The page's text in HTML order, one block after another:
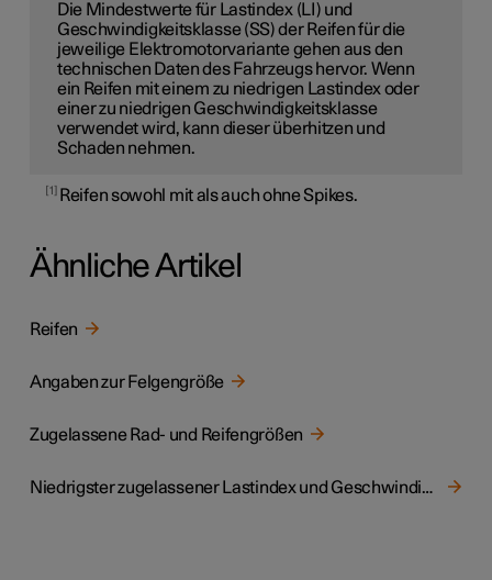
Die Mindestwerte für Lastindex (LI) und
Geschwindigkeitsklasse (SS) der Reifen für die
jeweilige Elektromotorvariante gehen aus den
technischen Daten des Fahrzeugs hervor. Wenn
ein Reifen mit einem zu niedrigen Lastindex oder
einer zu niedrigen Geschwindigkeitsklasse
verwendet wird, kann dieser überhitzen und
Schaden nehmen.
1 Reifen sowohl mit als auch ohne Spikes.
Ähnliche Artikel
Reifen
Angaben zur Felgengröße
Zugelassene Rad- und Reifengrößen
Niedrigster zugelassener Lastindex und Geschwindigkeitsklasse für Reifen